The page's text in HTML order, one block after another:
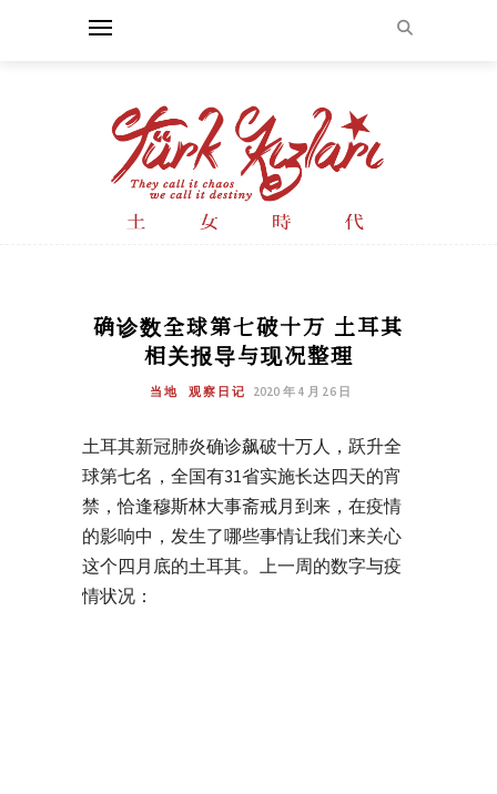
确诊数全球第七破十万 土耳其
相关报导与现况整理
当地 观察日记 2020 年 4 月 26 日
土耳其新冠肺炎确诊飙破十万人，跃升全
球第七名，全国有31省实施长达四天的宵
禁，恰逢穆斯林大事斋戒月到来，在疫情
的影响中，发生了哪些事情让我们来关心
这个四月底的土耳其。上一周的数字与疫
情状况：